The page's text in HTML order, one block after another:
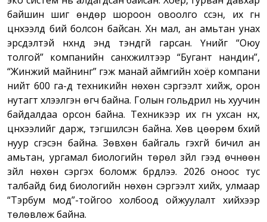
байшин шиг өндөр шороон овоолго үүссэн, их гүн
цүнхээлүүд бий болсон байсан. Хүн мал, ан амьтан унах
эрсдэлтэй нүхнүүд энд тэндгүй гарсан. Үүнийг “Оюу
толгой” компанийн санхүүжилтээр “Бугант нандин”,
“Жинжий майнинг” гэж манай аймгийн хоёр компани
нийт 600 га-д техникийн нөхөн сэргээлт хийж, орон
нутагт хүлээлгэн өгч байна. Голын гольдрил нь хуучин
байдалдаа орсон байна. Техникээр их гүн ухсан нүх,
цүнхээлийг дарж, тэгшилсэн байна. Хөв цөөрөм бүхий
нуур үүсгэсэн байна. Зөвхөн байгаль гэхгүй бичил ан
амьтан, ургамал биологийн төрөл зүйл гээд өчнөөн
зүйл нөхөн сэргэх боломж бүрдлээ. 2026 оноос тус
талбайд бид биологийн нөхөн сэргээлт хийх, улмаар
“Тэрбум мод”-тойгоо холбоод ойжуулалт хийхээр
төлөвлөж байна.